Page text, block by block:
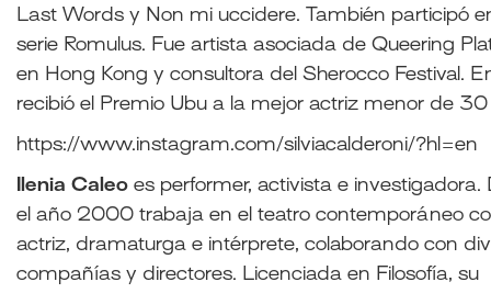
Last Words y Non mi uccidere. También participó
serie Romulus. Fue artista asociada de Queering
en Hong Kong y consultora del Sherocco Festival.
recibió el Premio Ubu a la mejor actriz menor de 30
https://www.instagram.com/silviacalderoni/?hl=en
Ilenia Caleo es performer, activista e investigadora.
el año 2000 trabaja en el teatro contemporáneo
actriz, dramaturga e intérprete, colaborando con
compañías y directores. Licenciada en Filosofía, su